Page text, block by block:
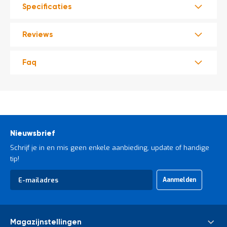
t
Mijn
Specificaties
Reviews
Faq
Nieuwsbrief
Schrijf je in en mis geen enkele aanbieding, update of handige
tip!
Abonneer
op
Aanmelden
Magazijnstellingen